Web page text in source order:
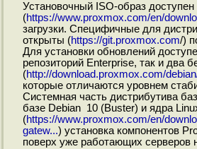
Установочный ISO-образ доступен
(https://www.proxmox.com/en/
загрузки. Специфичные для
открыты (https://git.proxmox.com/)
Для установки обновлений
репозиторий Enterprise, так и два
(http://download.proxmox.com/
которые отличаются уровнем
Системная часть дистрибутива
базе Debian 10 (Buster) и ядра
(https://www.proxmox.com/en/
gatew...) установка компонентов
поверх уже работающих серверов